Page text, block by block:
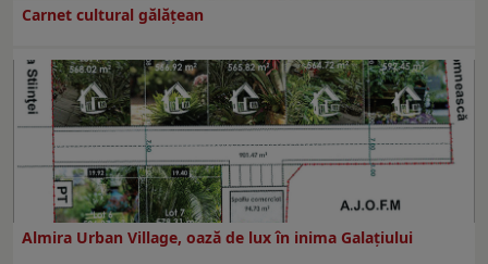
Carnet cultural gălăţean
Almira Urban Village, oază de lux în inima Galațiului